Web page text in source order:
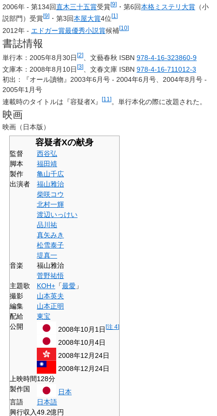
2006年 - 第134回直木三十五賞受賞[9] ・ 第6回本格ミステリ大賞 （小
説部門）受賞[9] ・第3回本屋大賞4位[1 ]
2012年 - エドガー賞最優秀小説賞候補[10]
書誌情報
単行本：2005年8月30日[2] 、文藝春秋 ISBN 978-4-16-323860-9
文庫本：2008年8月10日 [3] 、文春文庫 ISBN 978-4-16-711012-3
初出：『オール讀物』2003年6月号 - 2004年6月号、2004年8月号 -
2005年1月号
連載時のタイトルは『容疑者X』
[11 ] 。単行本化の際に改題された。
映画
映画（日本版）
容疑者Xの献身
監督
西谷弘
脚本
福田靖
製作
亀山千広
出演者
福山雅治
柴咲コウ
北村一輝
渡辺いっけい
品川祐
真矢みき
松雪泰子
堤真一
音楽
福山雅治
菅野祐悟
主題歌
KOH+ 「最愛 」
撮影
山本英夫
編集
山本正明
配給
東宝
公開
2008年10月1日 [注 4]
2008年10月4日
2008年12月24日
2008年12月24日
上映時間128分
製作国
日本
言語
日本語
興行収入49.2億円